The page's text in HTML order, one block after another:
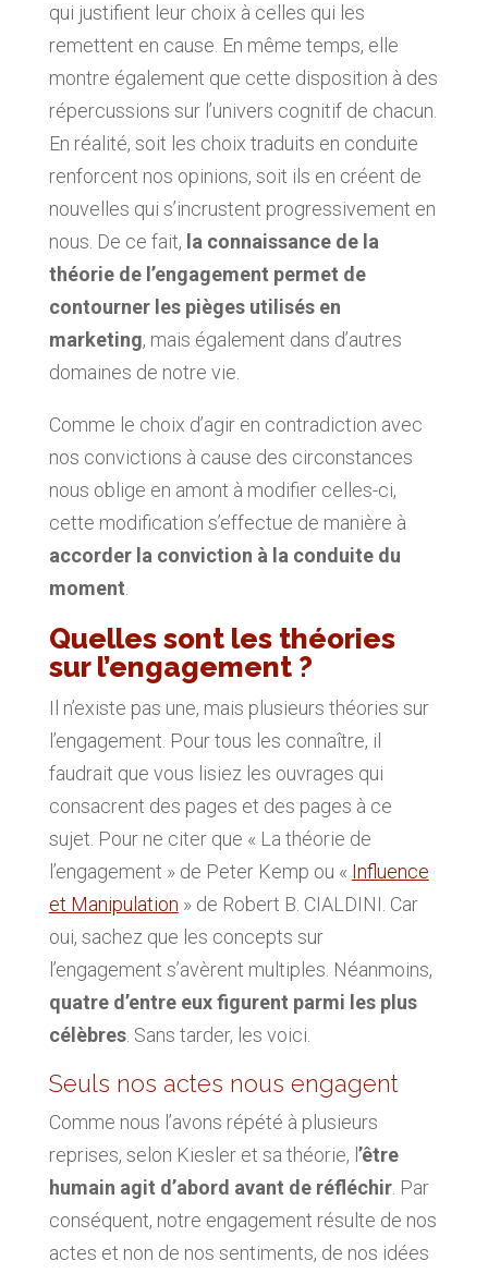
qui justifient leur choix à celles qui les
remettent en cause. En même temps, elle
montre également que cette disposition à des
répercussions sur l’univers cognitif de chacun.
En réalité, soit les choix traduits en conduite
renforcent nos opinions, soit ils en créent de
nouvelles qui s’incrustent progressivement en
nous. De ce fait, la connaissance de la
théorie de l’engagement permet de
contourner les pièges utilisés en
marketing, mais également dans d’autres
domaines de notre vie.
Comme le choix d’agir en contradiction avec
nos convictions à cause des circonstances
nous oblige en amont à modifier celles-ci,
cette modification s’effectue de manière à
accorder la conviction à la conduite du
moment.
Quelles sont les théories
sur l’engagement ?
Il n’existe pas une, mais plusieurs théories sur
l’engagement. Pour tous les connaître, il
faudrait que vous lisiez les ouvrages qui
consacrent des pages et des pages à ce
sujet. Pour ne citer que « La théorie de
l’engagement » de Peter Kemp ou « Influence
et Manipulation » de Robert B. CIALDINI. Car
oui, sachez que les concepts sur
l’engagement s’avèrent multiples. Néanmoins,
quatre d’entre eux figurent parmi les plus
célèbres. Sans tarder, les voici.
Seuls nos actes nous engagent
Comme nous l’avons répété à plusieurs
reprises, selon Kiesler et sa théorie, l ’être
humain agit d’abord avant de réfléchir. Par
conséquent, notre engagement résulte de nos
actes et non de nos sentiments, de nos idées